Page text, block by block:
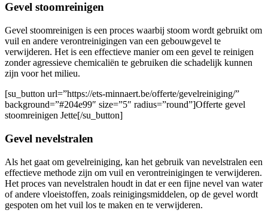
Gevel stoomreinigen
Gevel stoomreinigen is een proces waarbij stoom wordt gebruikt om
vuil en andere verontreinigingen van een gebouwgevel te
verwijderen. Het is een effectieve manier om een ​​gevel te reinigen
zonder agressieve chemicaliën te gebruiken die schadelijk kunnen
zijn voor het milieu.
[su_button url=”https://ets-minnaert.be/offerte/gevelreiniging/”
background=”#204e99″ size=”5″ radius=”round”]Offerte gevel
stoomreinigen Jette[/su_button]
Gevel nevelstralen
Als het gaat om gevelreiniging, kan het gebruik van nevelstralen een
effectieve methode zijn om vuil en verontreinigingen te verwijderen.
Het proces van nevelstralen houdt in dat er een fijne nevel van water
of andere vloeistoffen, zoals reinigingsmiddelen, op de gevel wordt
gespoten om het vuil los te maken en te verwijderen.